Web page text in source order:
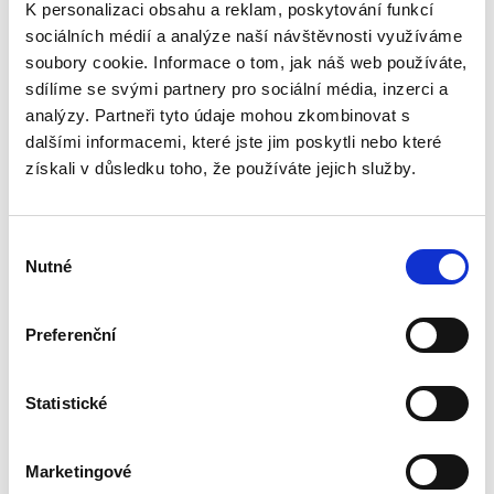
K personalizaci obsahu a reklam, poskytování funkcí
sociálních médií a analýze naší návštěvnosti využíváme
soubory cookie. Informace o tom, jak náš web používáte,
sdílíme se svými partnery pro sociální média, inzerci a
analýzy. Partneři tyto údaje mohou zkombinovat s
dalšími informacemi, které jste jim poskytli nebo které
získali v důsledku toho, že používáte jejich služby.
souhlasu
Nutné
Preferenční
Statistické
Marketingové
Empfohlenes Zubehör
Alu-Klebeband P01A 5cm/50m